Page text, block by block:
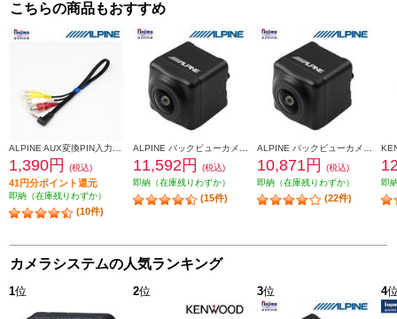
こちらの商品もおすすめ
1,390円 (税込)
41円分ポイント還元
即納（在庫残りわずか）
(10件)
11,592円
(税込)
即納（在庫残りわずか）
(15件)
10,871円
(税込)
即納（在庫残りわずか）
(22件)
即
カメラシステムの人気ランキング
1位 2位 3位 4